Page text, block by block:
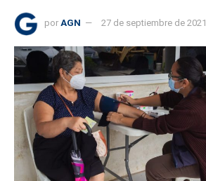
por AGN 27 de septiembre de 2021